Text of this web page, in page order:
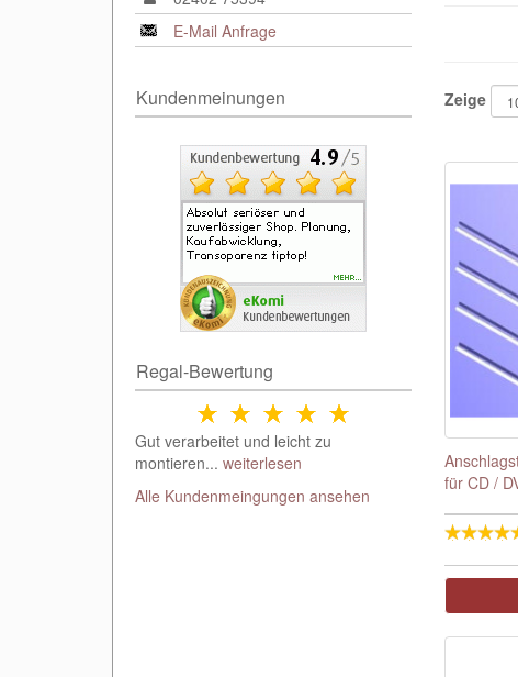
E-Mail Anfrage
Kundenmeinungen
Regal-Bewertung
Gut verarbeitet und leicht zu
montieren... weiterlesen
Alle Kundenmeingungen ansehen
Zeige
für CD /